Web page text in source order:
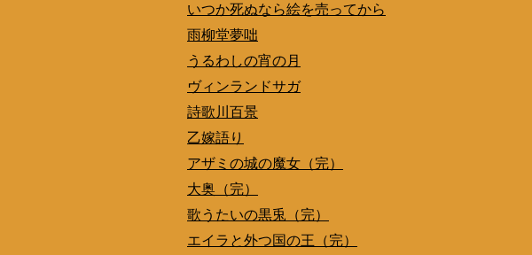
いつか死ぬなら絵を売ってから
雨柳堂夢咄
うるわしの宵の月
ヴィンランドサガ
詩歌川百景
乙嫁語り
アザミの城の魔女（完）
大奥（完）
歌うたいの黒兎（完）
エイラと外つ国の王（完）